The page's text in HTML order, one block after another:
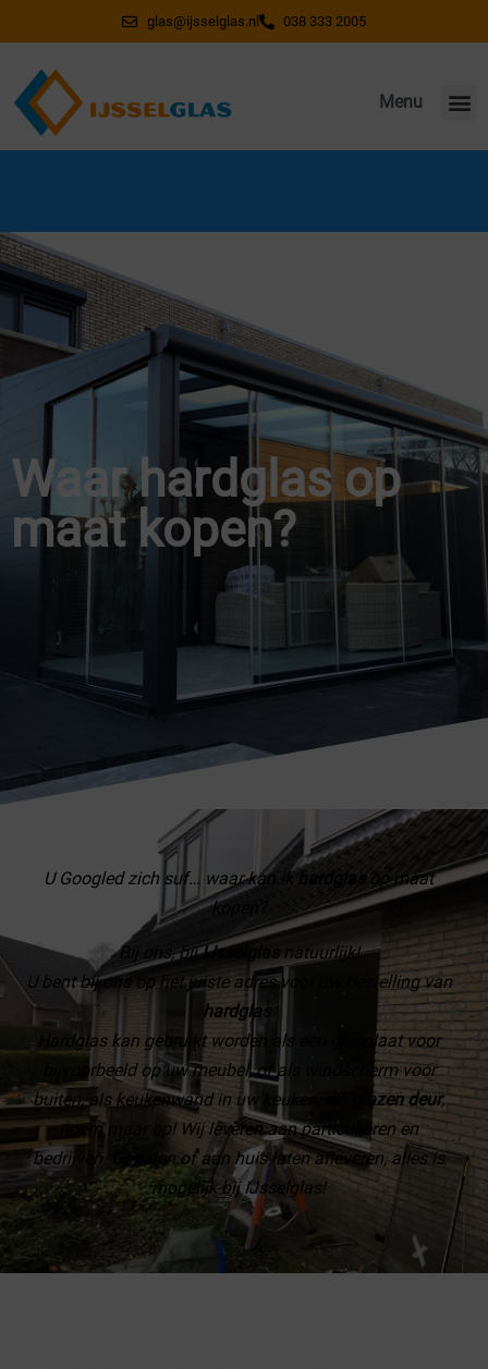
glas@ijsselglas.nl 038 333 2005
Menu
Wegens vakantie gesloten van 20 juli t/m 7
augustus. Vanaf 10 augustus weer bereikbaar!
Waar hardglas op
maat kopen?
U Googled zich suf… waar kan ik hardglas
op maat
kopen?
Bij ons, bijIJsselglasnatuurlijk!
U bent bij ons op het juiste adres voor uw bestelling van
hardglas
Hardglas kan gebruikt worden als een glasplaat voor
bijvoorbeeld op uw meubel, of als windscherm voor
buiten, als keukenwand in uw keuken, als
glazen deur,
noem maar op! Wij leveren aan particulieren en
bedrijven. Ophalen of aan huis laten afleveren, alles is
mogelijk bij IJsselglas!